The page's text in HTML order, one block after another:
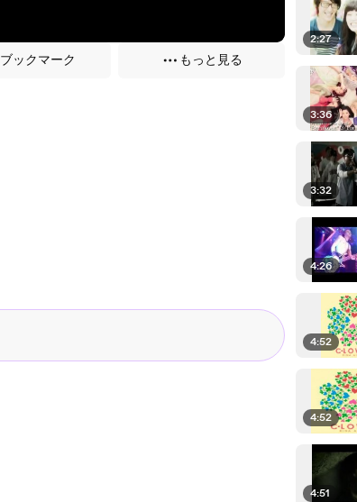
ブックマーク もっと見る
2:27
3:36
3:32
4:26
4:52
4:52
4:51